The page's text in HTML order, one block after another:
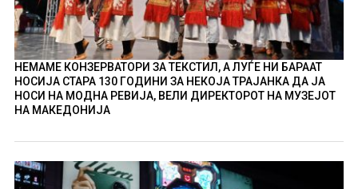
НЕМАМЕ КОНЗЕРВАТОРИ ЗА ТЕКСТИЛ, А ЛУЃЕ НИ БАРААТ
НОСИЈА СТАРА 130 ГОДИНИ ЗА НЕКОЈА ТРАЈАНКА ДА ЈА
НОСИ НА МОДНА РЕВИЈА, ВЕЛИ ДИРЕКТОРОТ НА МУЗЕЈОТ
НА МАКЕДОНИЈА